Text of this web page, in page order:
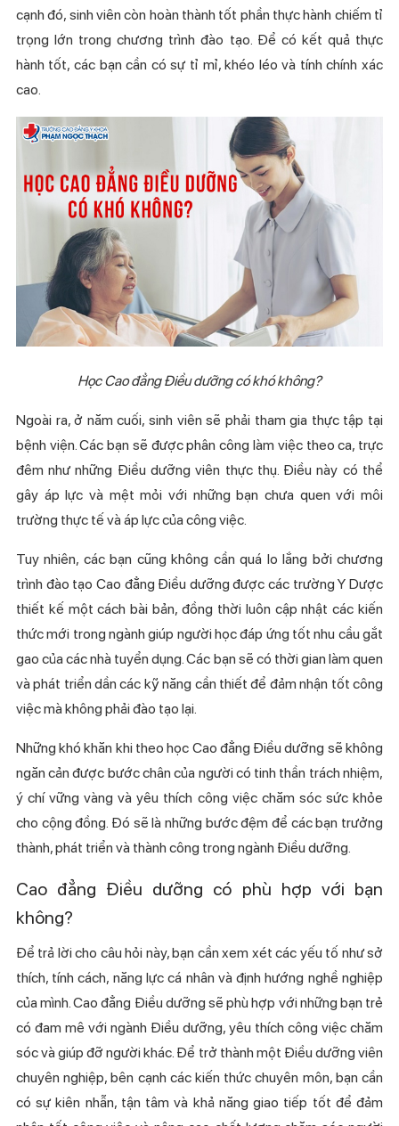
cạnh đó, sinh viên còn hoàn thành tốt phần thực hành chiếm tỉ
trọng lớn trong chương trình đào tạo. Để có kết quả thực
hành tốt, các bạn cần có sự tỉ mỉ, khéo léo và tính chính xác
cao.
Học Cao đẳng Điều dưỡng có khó không?
Ngoài ra, ở năm cuối, sinh viên sẽ phải tham gia thực tập tại
bệnh viện. Các bạn sẽ được phân công làm việc theo ca, trực
đêm như những Điều dưỡng viên thực thụ. Điều này có thể
gây áp lực và mệt mỏi với những bạn chưa quen với môi
trường thực tế và áp lực của công việc.
Tuy nhiên, các bạn cũng không cần quá lo lắng bởi chương
trình đào tạo Cao đẳng Điều dưỡng được các trường Y Dược
thiết kế một cách bài bản, đồng thời luôn cập nhật các kiến
thức mới trong ngành giúp người học đáp ứng tốt nhu cầu gắt
gao của các nhà tuyển dụng. Các bạn sẽ có thời gian làm quen
và phát triển dần các kỹ năng cần thiết để đảm nhận tốt công
việc mà không phải đào tạo lại.
Những khó khăn khi theo học Cao đẳng Điều dưỡng sẽ không
ngăn cản được bước chân của người có tinh thần trách nhiệm,
ý chí vững vàng và yêu thích công việc chăm sóc sức khỏe
cho cộng đồng. Đó sẽ là những bước đệm để các bạn trưởng
thành, phát triển và thành công trong ngành Điều dưỡng.
Cao đẳng Điều dưỡng có phù hợp với bạn
không?
Để trả lời cho câu hỏi này, bạn cần xem xét các yếu tố như sở
thích, tính cách, năng lực cá nhân và định hướng nghề nghiệp
của mình. Cao đẳng Điều dưỡng sẽ phù hợp với những bạn trẻ
có đam mê với ngành Điều dưỡng, yêu thích công việc chăm
sóc và giúp đỡ người khác. Để trở thành một Điều dưỡng viên
chuyên nghiệp, bên cạnh các kiến thức chuyên môn, bạn cần
có sự kiên nhẫn, tận tâm và khả năng giao tiếp tốt để đảm